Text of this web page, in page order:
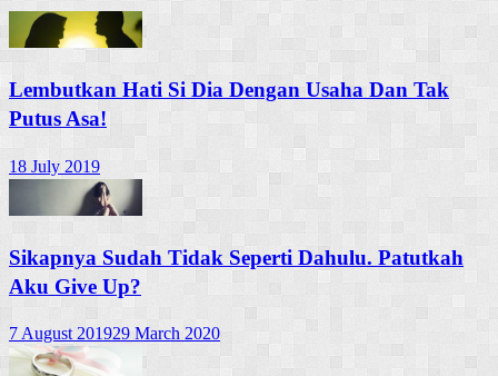
Lembutkan Hati Si Dia Dengan Usaha Dan Tak
Putus Asa!
18 July 2019
Sikapnya Sudah Tidak Seperti Dahulu. Patutkah
Aku Give Up?
7 August 201929 March 2020